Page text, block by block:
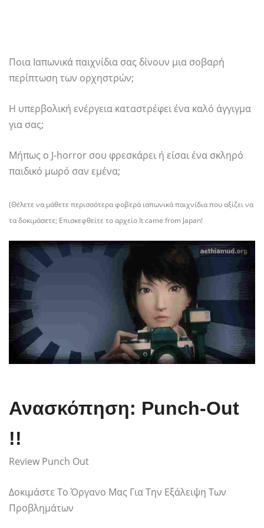
Ποια Ιαπωνικά παιχνίδια σας δίνουν μια σοβαρή
περίπτωση των ορχηστρών;
Η υπερβολική ενέργεια καταστρέφει ένα καλό άγγιγμα
για σας;
Μήπως ο J-horror σου φρεσκάρει ή είσαι ένα σκληρό
παιδικό μωρό σαν εμένα;
(Θέλετε να μάθετε περισσότερα φοβερά ιαπωνικά παιχνίδια που αξίζει να
τα δοκιμάσετε; Επισκεφθείτε το αρχείο It came from Japan!
Ανασκόπηση: Punch-Out
!!
Review Punch Out
Δοκιμάστε Το Όργανο Μας Για Την Εξάλειψη Των
Προβλημάτων